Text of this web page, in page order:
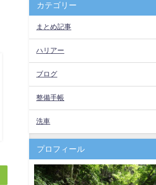
カテゴリー
まとめ記事
ハリアー
ブログ
整備手帳
洗車
プロフィール